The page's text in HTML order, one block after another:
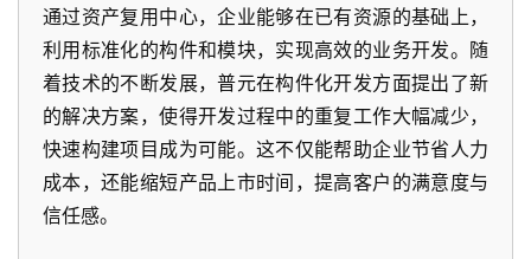
通过资产复用中心，企业能够在已有资源的基础上，
利用标准化的构件和模块，实现高效的业务开发。随
着技术的不断发展，普元在构件化开发方面提出了新
的解决方案，使得开发过程中的重复工作大幅减少，
快速构建项目成为可能。这不仅能帮助企业节省人力
成本，还能缩短产品上市时间，提高客户的满意度与
信任感。